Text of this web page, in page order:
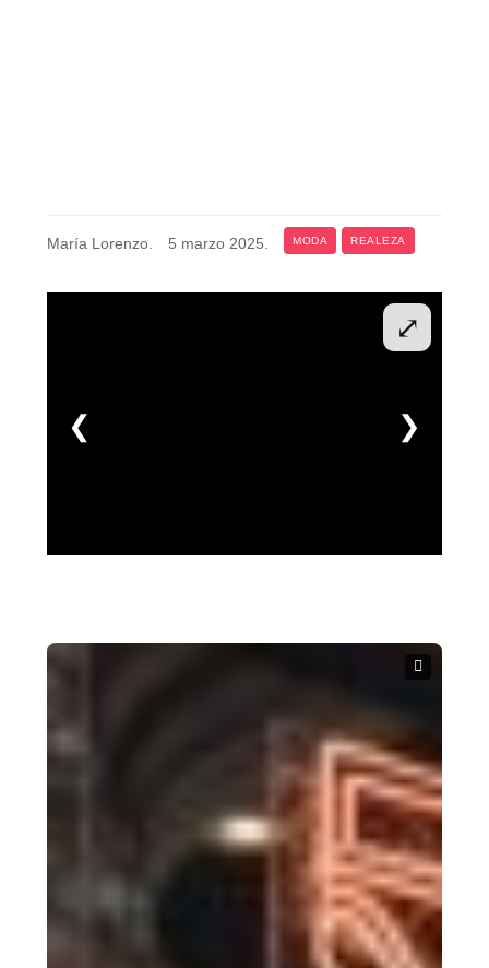
María Lorenzo 5 marzo 2025 MODA REALEZA
❮ ❯
⤢